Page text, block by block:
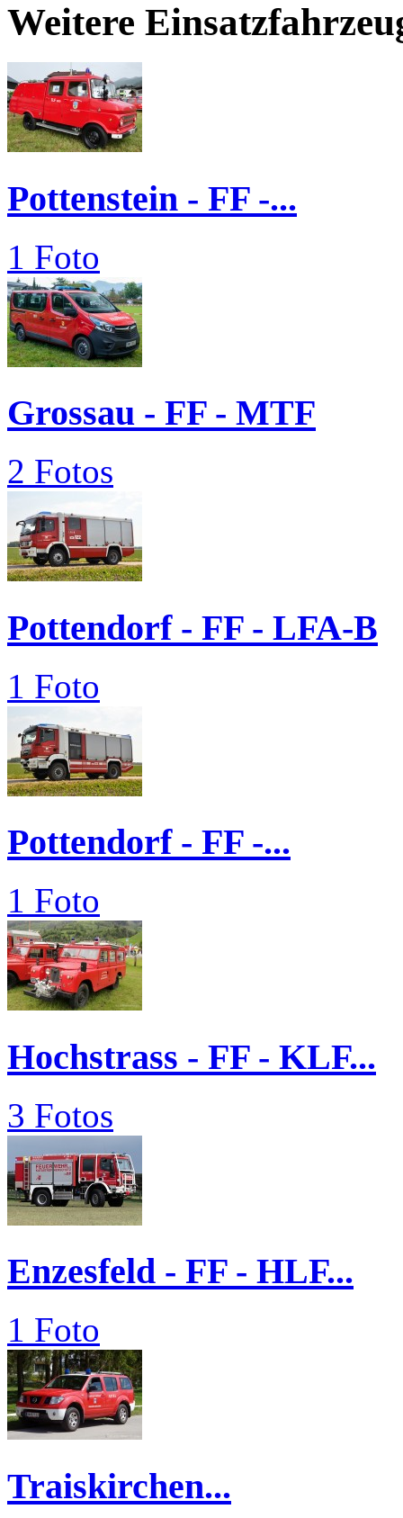
Weitere
Pottenstein - FF -...
1 Foto
Grossau - FF - MTF
2 Fotos
Pottendorf - FF - LFA-B
1 Foto
Pottendorf - FF -...
1 Foto
Hochstrass - FF - KLF...
3 Fotos
Enzesfeld - FF - HLF...
1 Foto
Traiskirchen...